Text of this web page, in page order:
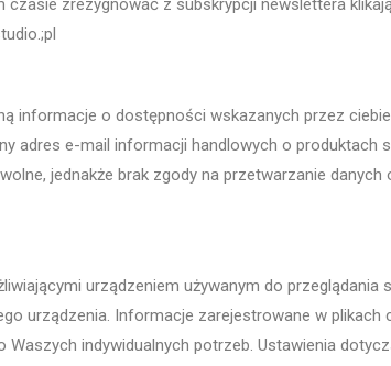
zrezygnować z subskrypcji newslettera
informacje o dostępności wskazanych przez
adres e-mail informacji handlowych o produktach
jednakże brak zgody na przetwarzanie
urządzeniem używanym do
urządzenia. Informacje zarejestrowane w plikach
indywidualnych potrzeb. Ustawienia